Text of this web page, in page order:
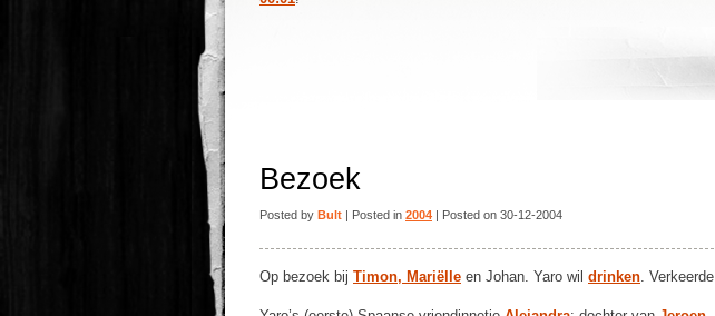
Bezoek
Posted by Bult | Posted in 2004 | Posted on 30-12-2004
Op bezoek bij Timon, Mariëlle en Johan. Yaro wil drinken. Verkeerde